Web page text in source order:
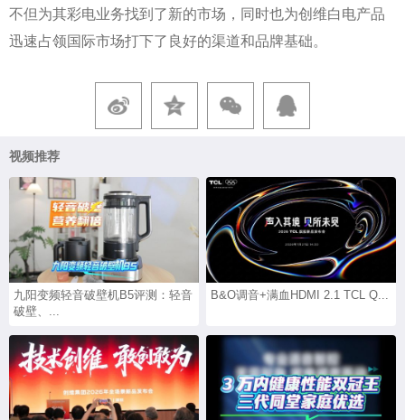
不但为其彩电业务找到了新的市场，同时也为创维白电产品
迅速占领国际市场打下了良好的渠道和品牌基础。
视频推荐
九阳变频轻音破壁机B5评测：轻音
破壁、...
B&O调音+满血HDMI 2.1 TCL Q...